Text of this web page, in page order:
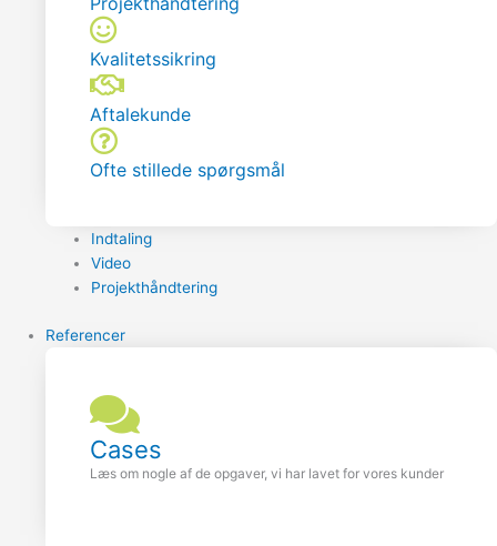
Kvalitetssikring
Aftalekunde
Ofte stillede spørgsmål
Indtaling
Video
Projekthåndtering
Referencer
Cases
Læs om nogle af de opgaver, vi har lavet for vores kunder